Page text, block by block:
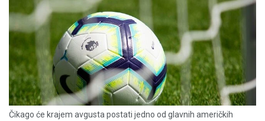
Čikago će krajem avgusta postati jedno od glavnih američkih